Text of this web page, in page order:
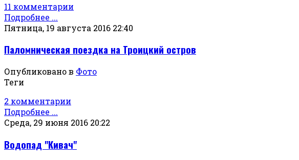
11 комментарии
Подробнее ...
Пятница, 19 августа 2016 22:40
Паломническая поездка на Троицкий остров
Опубликовано в Фото
Теги
2 комментарии
Подробнее ...
Среда, 29 июня 2016 20:22
Водопад "Кивач"